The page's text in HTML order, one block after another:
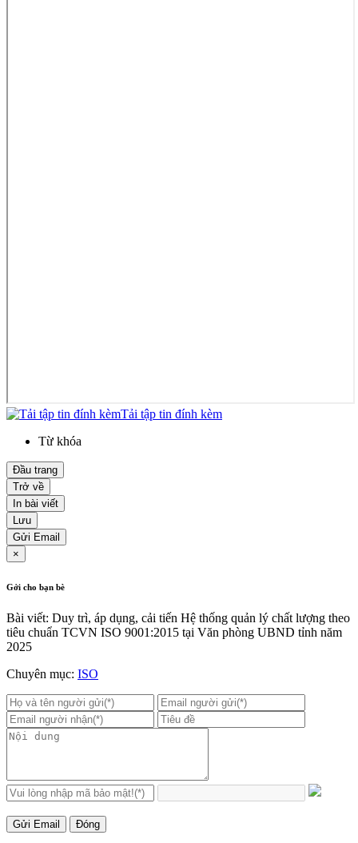
Tải tập tin đính kèm
Từ khóa
Đầu trang
Trở về
In bài viết
Lưu
Gửi Email
×
Gởi cho bạn bè
Bài viết: Duy trì, áp dụng, cải tiến Hệ thống quản lý chất lượng theo
tiêu chuẩn TCVN ISO 9001:2015 tại Văn phòng UBND tỉnh năm
2025
Chuyên mục: ISO
Gửi Email Đóng